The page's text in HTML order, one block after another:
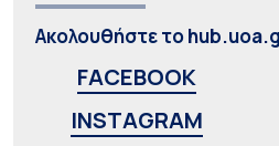
Ακολουθήστε το
FACEBOOK
INSTAGRAM